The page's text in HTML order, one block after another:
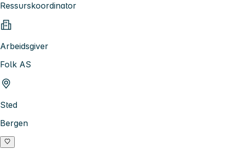
Ressurskoordinator
Arbeidsgiver
Folk AS
Sted
Bergen